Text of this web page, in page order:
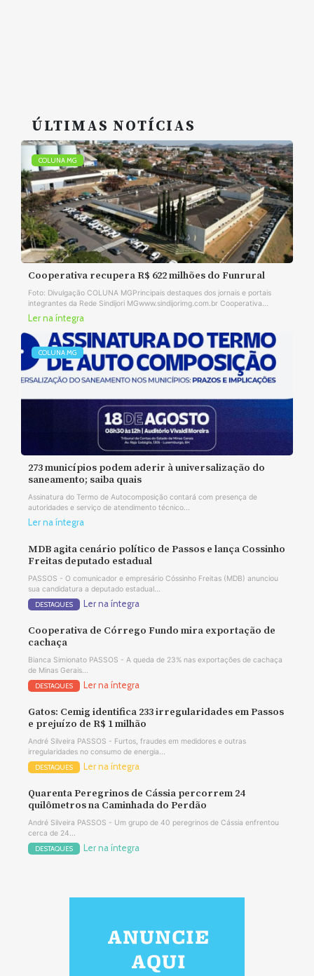
ÚLTIMAS NOTÍCIAS
COLUNA MG
Cooperativa recupera R$ 622 milhões do Funrural
Foto: Divulgação COLUNA MGPrincipais destaques dos jornais e portais
integrantes da Rede Sindijori MGwww.sindijorimg.com.br Cooperativa...
Ler na íntegra
COLUNA MG
273 municípios podem aderir à universalização do
saneamento; saiba quais
Assinatura do Termo de Autocomposição contará com presença de
autoridades e serviço de atendimento técnico...
Ler na íntegra
MDB agita cenário político de Passos e lança Cossinho
Freitas deputado estadual
PASSOS - O comunicador e empresário Cóssinho Freitas (MDB) anunciou
sua candidatura a deputado estadual...
DESTAQUES Ler na íntegra
Cooperativa de Córrego Fundo mira exportação de
cachaça
Bianca Simionato PASSOS - A queda de 23% nas exportações de cachaça
de Minas Gerais...
DESTAQUES Ler na íntegra
Gatos: Cemig identifica 233 irregularidades em Passos
e prejuízo de R$ 1 milhão
André Silveira PASSOS - Furtos, fraudes em medidores e outras
irregularidades no consumo de energia...
DESTAQUES Ler na íntegra
Quarenta Peregrinos de Cássia percorrem 24
quilômetros na Caminhada do Perdão
André Silveira PASSOS - Um grupo de 40 peregrinos de Cássia enfrentou
cerca de 24...
DESTAQUES Ler na íntegra